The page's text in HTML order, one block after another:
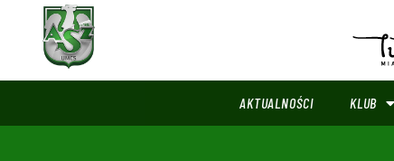
AKTUALNOŚCI KLUB